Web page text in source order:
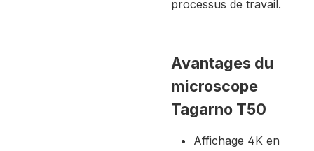
processus de travail.
Avantages du
microscope
Tagarno T50
Affichage 4K en